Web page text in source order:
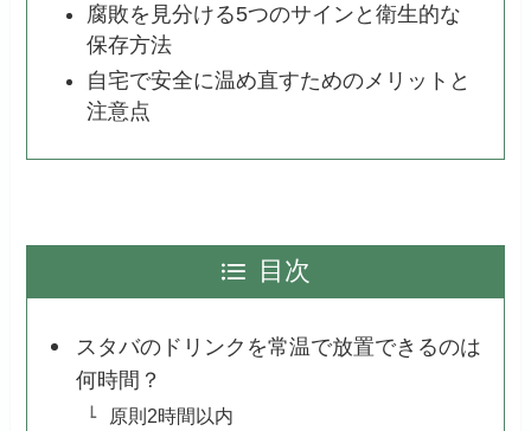
腐敗を見分ける5つのサインと衛生的な
保存方法
自宅で安全に温め直すためのメリットと
注意点
目次
スタバのドリンクを常温で放置できるのは
何時間？
原則2時間以内